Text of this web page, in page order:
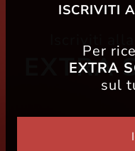
Iscriviti
EXTRA
ISCRIVITI
Per
EXTRA
sul